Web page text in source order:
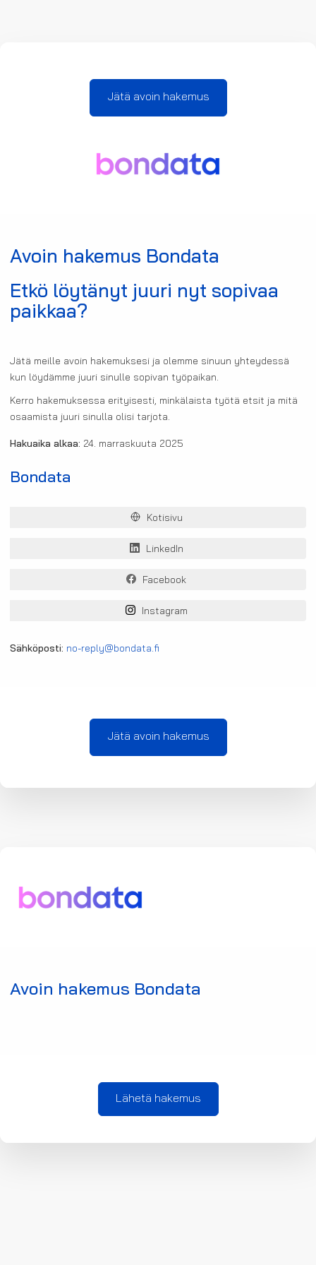
Jätä avoin hakemus
Avoin hakemus Bondata
Etkö löytänyt juuri nyt sopivaa
paikkaa?
Jätä meille avoin hakemuksesi ja olemme sinuun yhteydessä
kun löydämme juuri sinulle sopivan työpaikan.
Kerro hakemuksessa erityisesti, minkälaista työtä etsit ja mitä
osaamista juuri sinulla olisi tarjota.
Hakuaika alkaa: 24. marraskuuta 2025
Bondata
Kotisivu
LinkedIn
Facebook
Instagram
Sähköposti: no-reply@bondata.fi
Jätä avoin hakemus
Avoin hakemus Bondata